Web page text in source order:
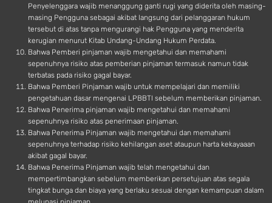
Penyelenggara wajib menanggung ganti rugi yang diderita oleh masing-
masing Pengguna sebagai akibat langsung dari pelanggaran hukum
tersebut di atas tanpa mengurangi hak Pengguna yang menderita
kerugian menurut Kitab Undang-Undang Hukum Perdata.
Bahwa Pemberi pinjaman wajib mengetahui dan memahami
sepenuhnya risiko atas pemberian pinjaman termasuk namun tidak
terbatas pada risiko gagal bayar.
Bahwa Pemberi Pinjaman wajib untuk mempelajari dan memiliki
pengetahuan dasar mengenai LPBBTI sebelum memberikan pinjaman.
Bahwa Penerima pinjaman wajib mengetahui dan memahami
sepenuhnya risiko atas penerimaan pinjaman.
Bahwa Penerima Pinjaman wajib mengetahui dan memahami
sepenuhnya terhadap risiko kehilangan aset ataupun harta kekayaaan
akibat gagal bayar.
Bahwa Penerima Pinjaman wajib telah mengetahui dan
mempertimbangkan sebelum memberikan persetujuan atas segala
tingkat bunga dan biaya yang berlaku sesuai dengan kemampuan dalam